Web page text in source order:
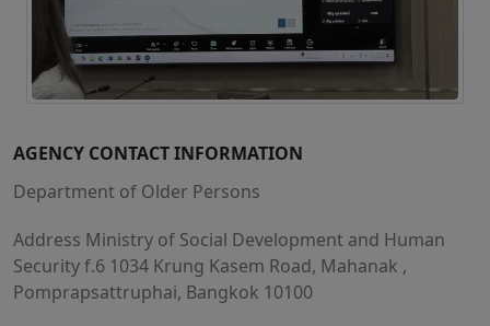
AGENCY CONTACT INFORMATION
Department of Older Persons
Address Ministry of Social Development and Human
Security f.6 1034 Krung Kasem Road, Mahanak ,
Pomprapsattruphai, Bangkok 10100